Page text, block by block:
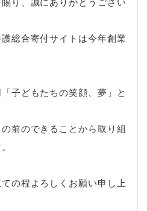
総合寄付サイトは今年創業
子どもたちの笑顔、夢」と
前のできることから取り組
の程よろしくお願い申し上